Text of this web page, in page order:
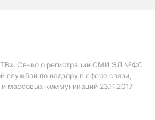
Св-во о регистрации СМИ ЭЛ №ФС
службой по надзору в сфере связи,
массовых коммуникаций 23.11.2017